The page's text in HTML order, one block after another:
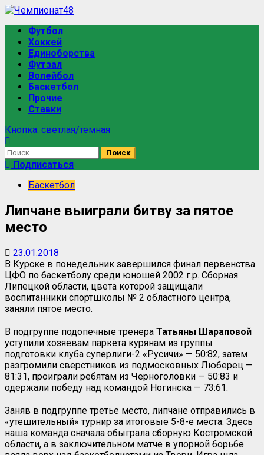
Перейти
содержимому
Основное
меню
Футбол
Хоккей
Единоборства
Футзал
Волейбол
Баскетбол
Прочие
Ставки
Кнопка: светлая/темная
Найти:
Подписаться
Баскетбол
Липчане выиграли битву за пятое
место
23.01.2018
В Курске в понедельник завершился финал первенства
ЦФО по баскетболу среди юношей 2002 г.р. Сборная
Липецкой области, цвета которой защищали
воспитанники спортшколы № 2 областного центра,
заняли пятое место.
В подгруппе подопечные тренера Татьяны Шараповой
уступили хозяевам паркета курянам из группы
подготовки клуба суперлиги-2 «Русичи» — 50:82, затем
разгромили сверстников из подмосковных Люберец —
81:31, проиграли ребятам из Черноголовки — 50:83 и
одержали победу над командой Ногинска — 73:61.
Заняв в подгруппе третье место, липчане отправились в
«утешительный» турнир за итоговые 5-8-е места. Здесь
наша команда сначала обыграла сборную Костромской
области, а в заключительном матче в упорной борьбе